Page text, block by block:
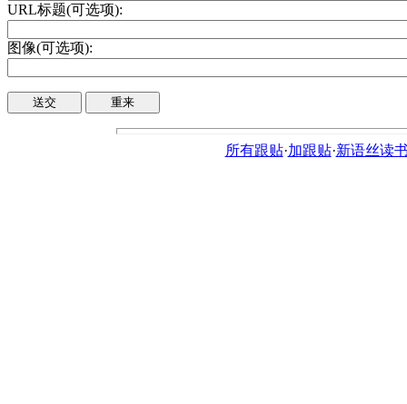
URL标题(可选项):
图像(可选项):
所有跟贴·加跟贴·新语丝读